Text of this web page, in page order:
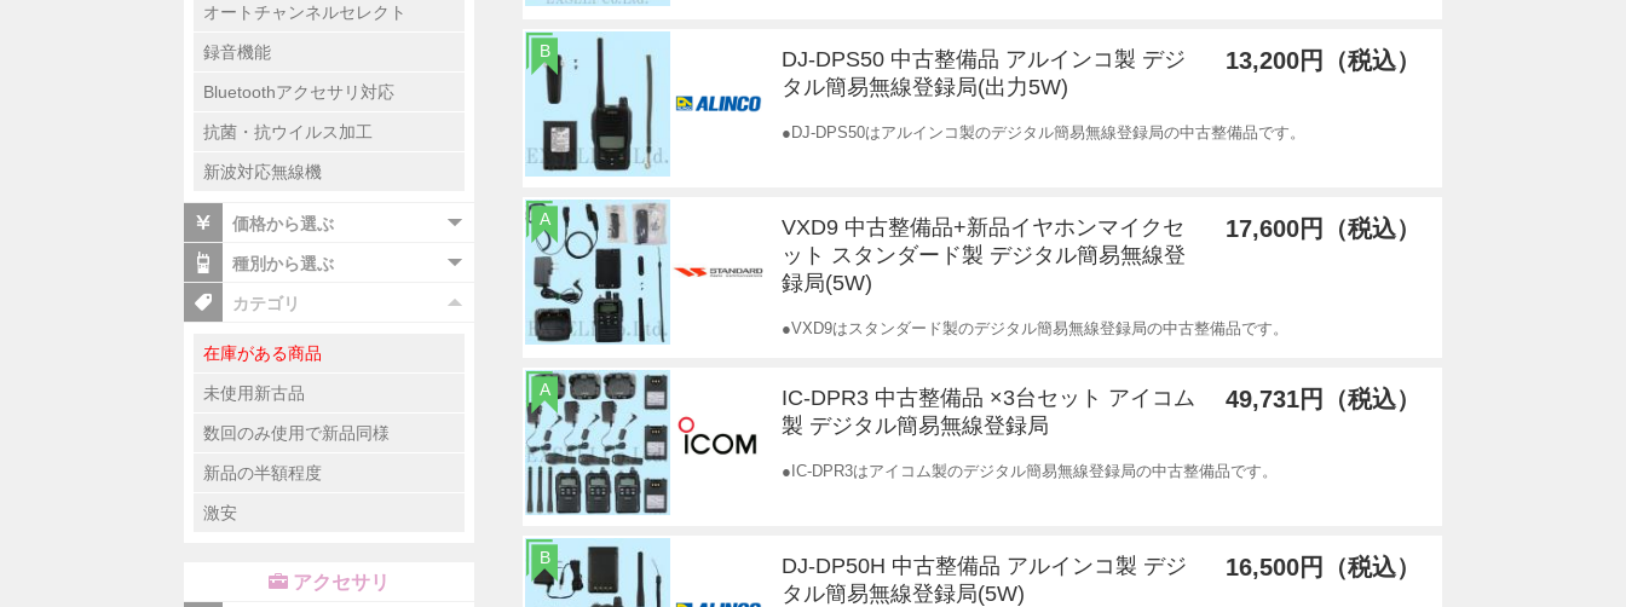
DJ-DPS50 中古整備品 アルインコ製 デジ
タル簡易無線登録局(出力5W)
13,200円（税込）
●DJ-DPS50はアルインコ製のデジタル簡易無線登録局の中古整備品です。
B
VXD9 中古整備品+新品イヤホンマイクセ
ット スタンダード製 デジタル簡易無線登
録局(5W)
17,600円（税込）
●VXD9はスタンダード製のデジタル簡易無線登録局の中古整備品です。
A
IC-DPR3 中古整備品 ×3台セット アイコム
製 デジタル簡易無線登録局
49,731円（税込）
●IC-DPR3はアイコム製のデジタル簡易無線登録局の中古整備品です。
A
DJ-DP50H 中古整備品 アルインコ製 デジ
タル簡易無線登録局(5W)
16,500円（税込）
B
オートチャンネルセレクト
録音機能
Bluetoothアクセサリ対応
抗菌・抗ウイルス加工
新波対応無線機
価格から選ぶ
種別から選ぶ
カテゴリ
在庫がある商品
未使用新古品
数回のみ使用で新品同様
新品の半額程度
激安
アクセサリ